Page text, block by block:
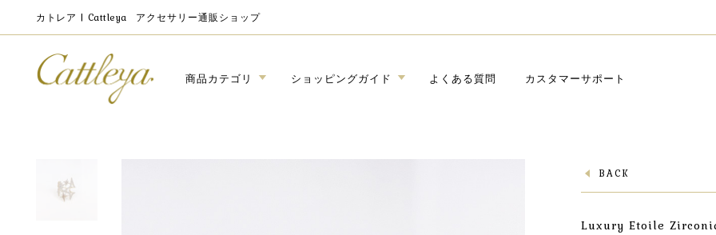
カトレア | Cattleya アクセサリー通販ショップ
商品カテゴリ ショッピングガイド よくある質問 カスタマーサポート
BACK
Luxury Etoile